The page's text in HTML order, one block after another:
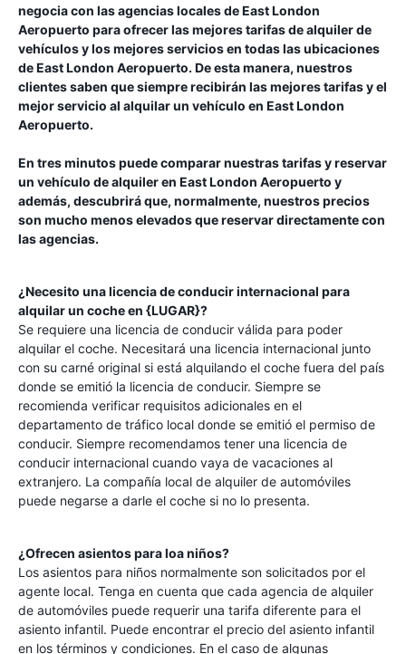
negocia con las agencias locales deEast London
Aeropuerto para ofrecer las mejores tarifas de alquiler de
vehículos y los mejores servicios en todas las ubicaciones
deEast London Aeropuerto. De esta manera, nuestros
clientes saben que siempre recibirán las mejores tarifas y el
mejor servicio al alquilar un vehículo en East London
Aeropuerto.
En tres minutos puede comparar nuestras tarifas y reservar
un vehículo de alquiler en East London Aeropuerto y
además, descubrirá que, normalmente, nuestros precios
son mucho menos elevados que reservar directamente con
las agencias.
¿Necesito una licencia de conducir internacional para
alquilar un coche en {LUGAR}?
Se requiere una licencia de conducir válida para poder
alquilar el coche. Necesitará una licencia internacional junto
con su carné original si está alquilando el coche fuera del país
donde se emitió la licencia de conducir. Siempre se
recomienda verificar requisitos adicionales en el
departamento de tráfico local donde se emitió el permiso de
conducir. Siempre recomendamos tener una licencia de
conducir internacional cuando vaya de vacaciones al
extranjero. La compañía local de alquiler de automóviles
puede negarse a darle el coche si no lo presenta.
¿Ofrecen asientos para loa niños?
Los asientos para niños normalmente son solicitados por el
agente local. Tenga en cuenta que cada agencia de alquiler
de automóviles puede requerir una tarifa diferente para el
asiento infantil. Puede encontrar el precio del asiento infantil
en los términos y condiciones. En el caso de algunas